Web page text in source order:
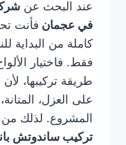
عند البحث عن
في عجمان فأنت
كاملة من البداية
فقط. فاختيار
طريقة تركيبها،
على العزل،
المشروع. لذلك من
تركيب ساندوتش